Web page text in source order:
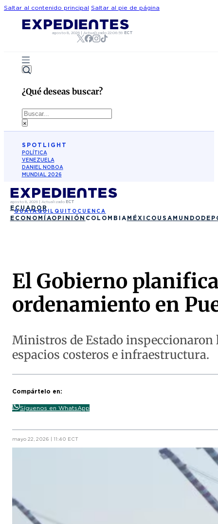
Saltar al contenido principal Saltar al pie de página
agosto 8, 2026 |Actualizado22:06:59 ECT
¿Qué deseas buscar?
Buscar
×
SPOTLIGHT
POLÍTICA
VENEZUELA
DANIEL NOBOA
MUNDIAL 2026
agosto 8, 2026| Actualizado ECT
ECUADOR
GUAYAQUIL QUITO CUENCA
ECONOMÍAOPINIÓN COLOMBIA MÉXICO USA MUNDO
El Gobierno
ordenamiento en
Ministros de Estado inspeccionaron
espacios costeros e infraestructura.
Compártelo en:
Síguenos en WhatsApp
mayo 22, 2026 | 11:40 ECT